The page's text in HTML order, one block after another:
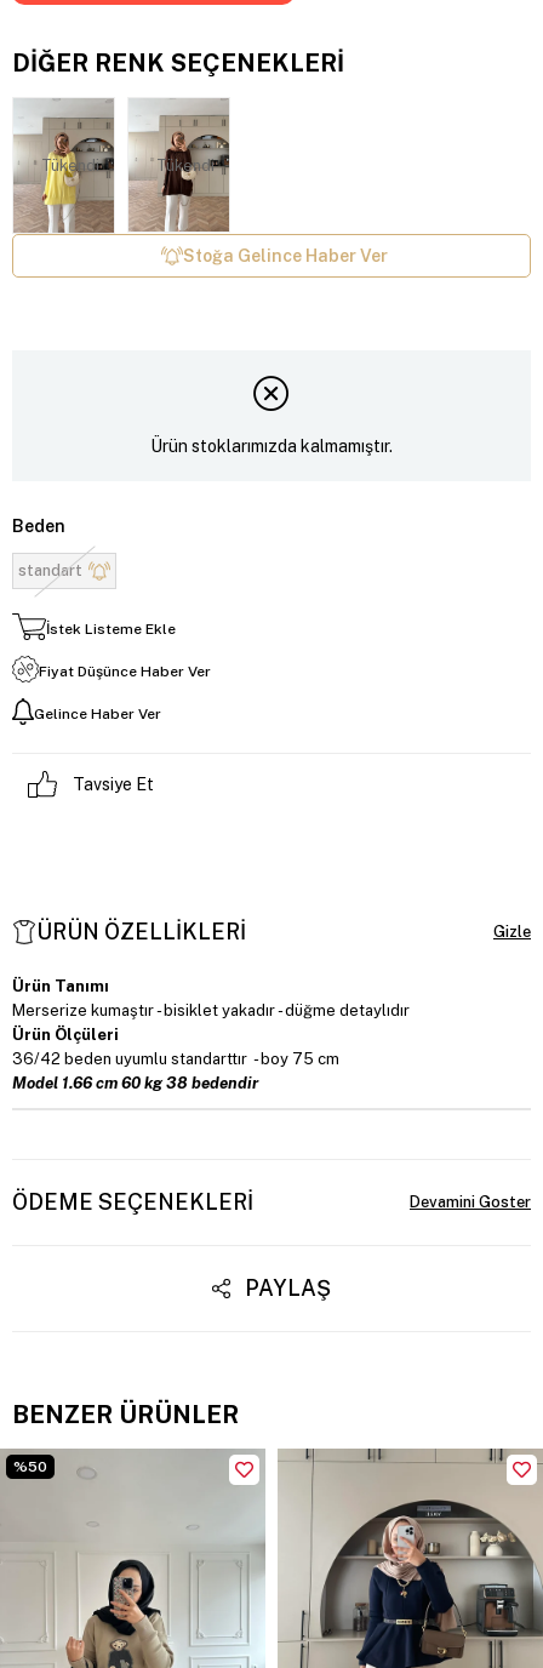
DIĞER RENK SEÇENEKLERI
Tükendi Tükendi
Stoğa Gelince Haber Ver
Ürün stoklarımızda kalmamıştır.
Beden
standart
İstek Listeme Ekle
Fiyat Düşünce Haber Ver
Gelince Haber Ver
Tavsiye Et
ÜRÜN ÖZELLIKLERI
Ürün Tanımı
Merserize kumaştır - bisiklet yakadır - düğme detaylıdır
Ürün Ölçüleri
36/42 beden uyumlu standarttır - boy 75 cm
Model 1.66 cm 60 kg 38 bedendir
ÖDEME SEÇENEKLERI
PAYLAŞ
BENZER ÜRÜNLER
%50